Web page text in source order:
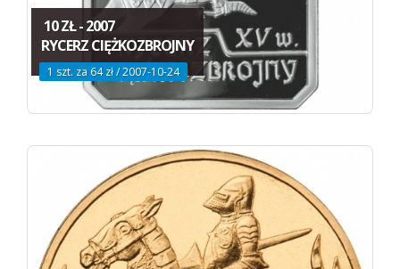
10 ZŁ - 2007
RYCERZ CIĘŻKOZBROJNY
1 szt. za 64 zł / 2007-10-24